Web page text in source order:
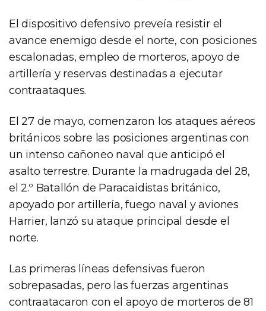
El dispositivo defensivo preveía resistir el
avance enemigo desde el norte, con posiciones
escalonadas, empleo de morteros, apoyo de
artillería y reservas destinadas a ejecutar
contraataques.
El 27 de mayo, comenzaron los ataques aéreos
británicos sobre las posiciones argentinas con
un intenso cañoneo naval que anticipó el
asalto terrestre. Durante la madrugada del 28,
el 2.º Batallón de Paracaidistas británico,
apoyado por artillería, fuego naval y aviones
Harrier, lanzó su ataque principal desde el
norte.
Las primeras líneas defensivas fueron
sobrepasadas, pero las fuerzas argentinas
contraatacaron con el apoyo de morteros de 81